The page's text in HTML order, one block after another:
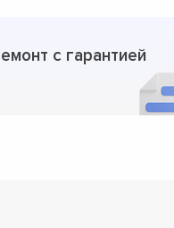
с гарантией